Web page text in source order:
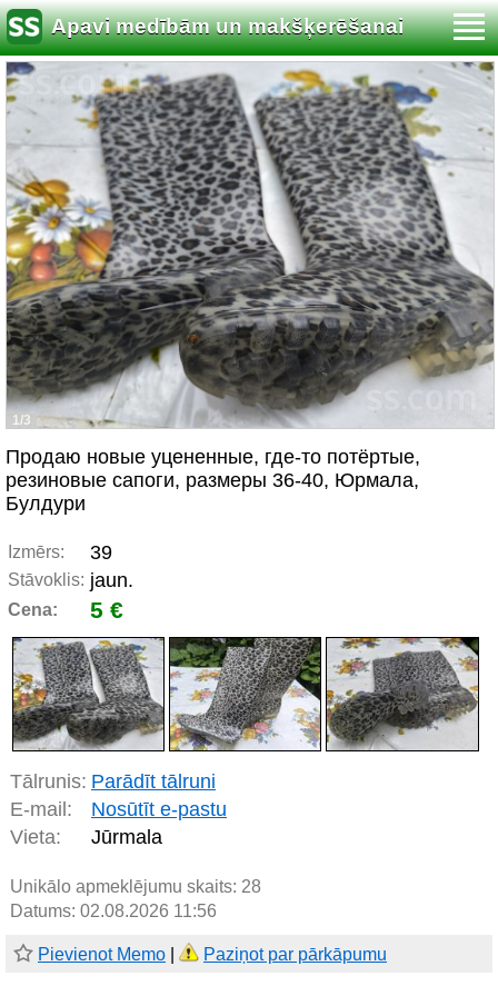
Apavi medībām un makšķerēšanai
1/3
Продаю новые уцененные, где-то потёртые,
резиновые сапоги, размеры 36-40, Юрмала,
Булдури
Izmērs: 39
Stāvoklis: jaun.
Cena: 5 €
Tālrunis: Parādīt tālruni
E-mail:
Nosūtīt e-pastu
Vieta:
Jūrmala
Unikālo apmeklējumu skaits: 28
Datums: 02.08.2026 11:56
Pievienot Memo Paziņot par pārkāpumu